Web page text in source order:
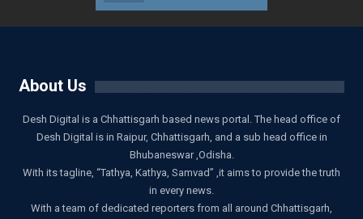
About Us
Desh Digital is a Chhattisgarh based news portal. The head office of
Desh Digital is in Raipur, Chhattisgarh, and a sub head office in
Bhubaneswar ,Odisha.
With its tagline, “Tathya, Kathya, Samvad” ,it aims to provide the truth
in every news.
With a team of dedicated reporters from all around Chhattisgarh,